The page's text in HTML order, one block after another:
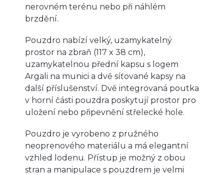
nerovném terénu nebo při náhlém
brzdění.
Pouzdro nabízí velký, uzamykatelný
prostor na zbraň (117 x 38 cm),
uzamykatelnou přední kapsu s logem
Argali na munici a dvě síťované kapsy na
další příslušenství. Dvě integrovaná poutka
v horní části pouzdra poskytují prostor pro
uložení nebo připevnění střelecké hole.
Pouzdro je vyrobeno z pružného
neoprenového materiálu a má elegantní
vzhled lodenu. Přístup je možný z obou
stran a manipulace s pouzdrem je velmi